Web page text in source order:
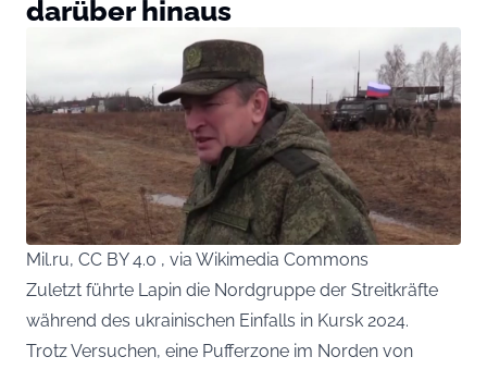
darüber hinaus
Mil.ru, CC BY 4.0 , via Wikimedia Commons
Zuletzt führte Lapin die Nordgruppe der Streitkräfte
während des ukrainischen Einfalls in Kursk 2024.
Trotz Versuchen, eine Pufferzone im Norden von